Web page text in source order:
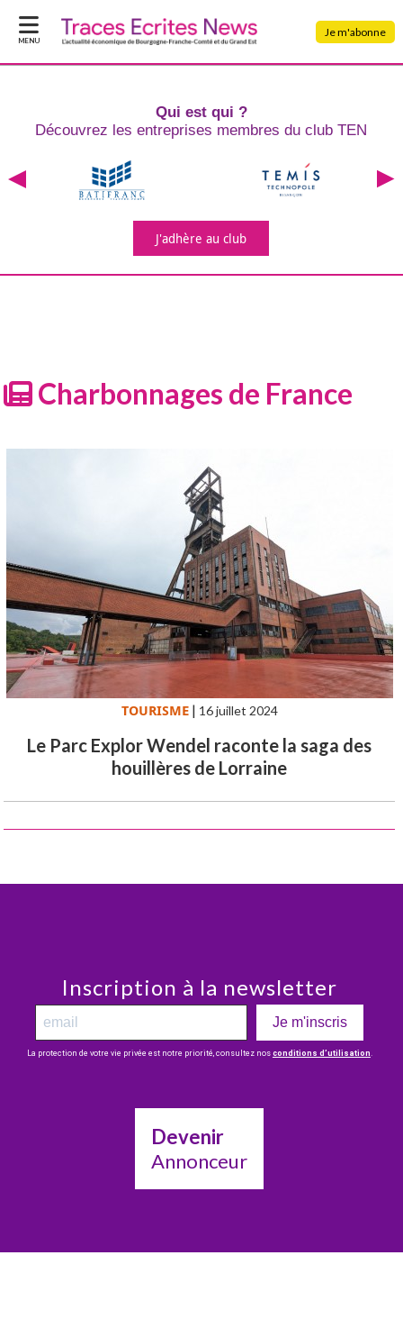
MENU
Je m'abonne
Qui est qui ?
Découvrez les entreprises membres du club TEN
J'adhèreau club
Charbonnages de France
TOURISME| 16 juillet 2024
Le Parc Explor Wendel raconte la saga des
houillères de Lorraine
Inscription à la newsletter
Je m'inscris
La protection de votre vie privée est notre priorité, consultez nos conditions d’utilisation
Devenir
Annonceur